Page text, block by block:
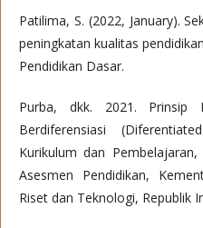
Patilima, S. (2022, January).
peningkatan kualitas
Pendidikan Dasar.
Purba, dkk. 2021. Prinsip
Berdiferensiasi
Kurikulum dan
Asesmen Pendidikan,
Riset dan Teknologi, Republik